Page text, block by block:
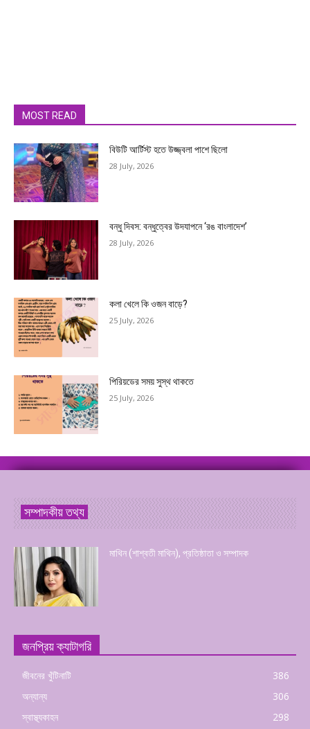
MOST READ
বিউটি আর্টিস্ট হতে উজ্জ্বলা পাশে ছিলো
28 July, 2026
বন্ধু দিবস: বন্ধুত্বের উদযাপনে ‘রঙ বাংলাদেশ’
28 July, 2026
কলা খেলে কি ওজন বাড়ে?
25 July, 2026
পিরিয়ডের সময় সুস্থ থাকতে
25 July, 2026
সম্পাদকীয় তথ্য
মাথিন (শাশ্বতী মাথিন), প্রতিষ্ঠাতা ও সম্পাদক
জনপ্রিয় ক্যাটাগরি
জীবনের খুঁটিনাটি
386
অন্যান্য
306
স্বাস্থ্যকাহন
298